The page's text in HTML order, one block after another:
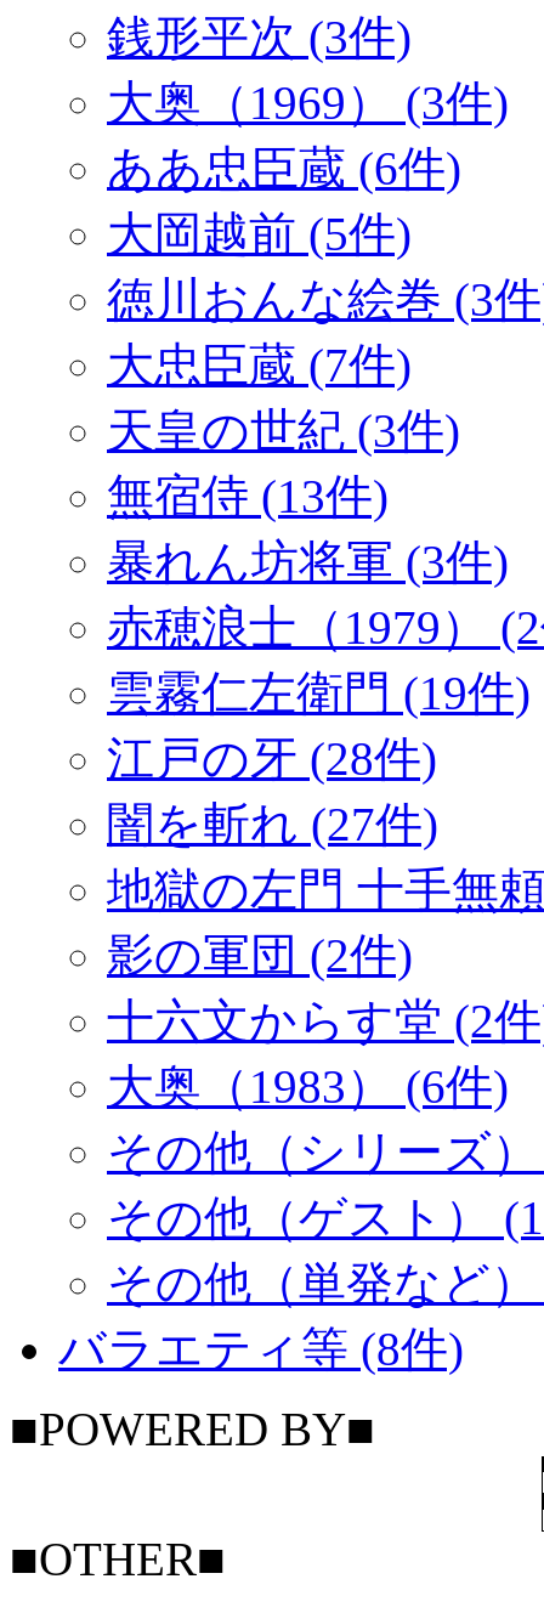
銭形平次 (3件)
大奥（1969） (3件)
ああ忠臣蔵 (6件)
大岡越前 (5件)
徳川おんな絵巻 (3
大忠臣蔵 (7件)
天皇の世紀 (3件)
無宿侍 (13件)
暴れん坊将軍 (3件)
赤穂浪士（1979）
雲霧仁左衛門 (19件)
江戸の牙 (28件)
闇を斬れ (27件)
地獄の左門 十手無
影の軍団 (2件)
十六文からす堂 (2
大奥（1983） (6件)
その他（シリーズ
その他（ゲスト）
その他（単発など
バラエティ等 (8件)
■POWERED BY■
■OTHER■